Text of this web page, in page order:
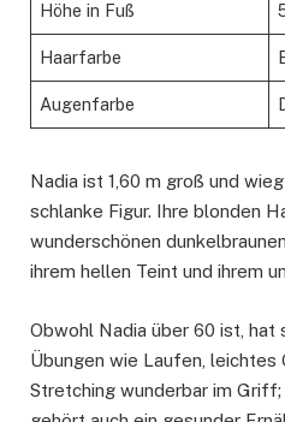
Höhe in Fuß
Haarfarbe
Augenfarbe
Nadia ist 1,60 m groß und
schlanke Figur. Ihre blonden
wunderschönen
ihrem hellen Teint und ihrem
Obwohl Nadia über 60 ist, hat
Übungen wie Laufen, leichtes
Stretching wunderbar im